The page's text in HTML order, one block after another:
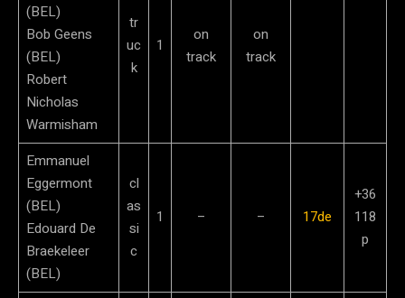
(BEL)
Bob Geens
(BEL)
Robert
Nicholas
Warmisham
tr
uc
k
1
on
track
on
track
Emmanuel
Eggermont
(BEL)
Edouard De
Braekeleer
(BEL)
cl
as
si
c
1 – – 17de
+36
118
p